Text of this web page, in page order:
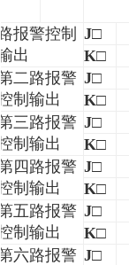
路报警控制
输出
J□
K□
第二路报警
控制输出
J□
K□
第三路报警
控制输出
J□
K□
第四路报警
控制输出
J□
K□
第五路报警
控制输出
J□
K□
第六路报警 J□